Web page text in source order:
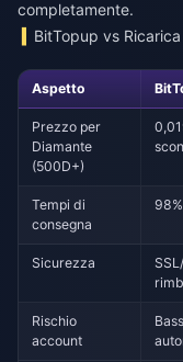
completamente.
BitTopup vs
Aspetto
Prezzo per
Diamante
(500D+)
Tempi di
consegna
Sicurezza
Rischio
account